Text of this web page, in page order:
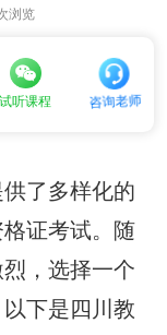
浏览
试听课程 咨询老师
了多样化的
证考试。随
，选择一个
下是四川教